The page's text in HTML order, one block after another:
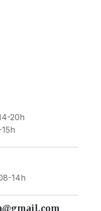
20h
14h